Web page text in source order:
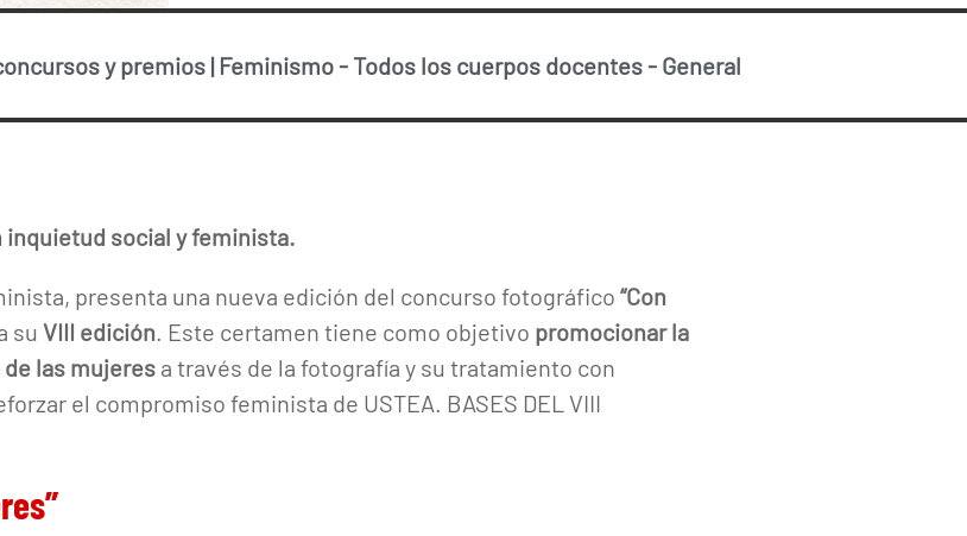
y premios | Feminismo- Todos los cuerpos docentes- General
social y feminista.
presenta una nueva edición del concurso fotográfico “Con
su VIII edición . Este certamen tiene como objetivo promocionar la
las mujeres a través de la fotografía y su tratamiento con
el compromiso feminista de USTEA. BASES DEL VIII